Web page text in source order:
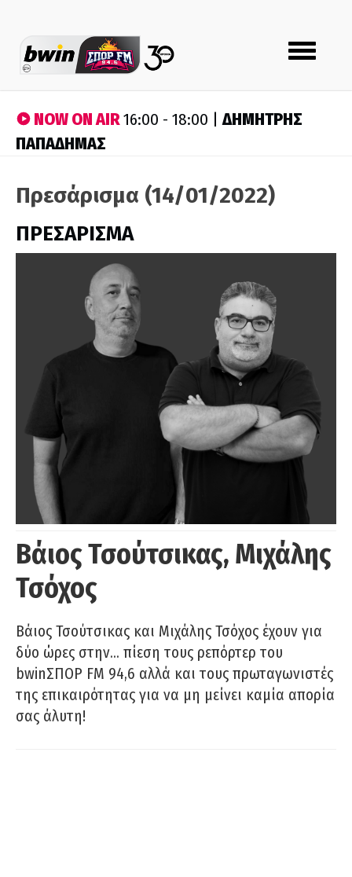
Toggle
navigation
NOW ON AIR16:00 - 18:00 |ΔΗΜΗΤΡΗΣ
ΠΑΠΑΔΗΜΑΣ
Πρεσάρισμα (14/01/2022)
ΠΡΕΣΑΡΙΣΜΑ
Βάιος Τσούτσικας, Μιχάλης
Τσόχος
Βάιος Τσούτσικας και Μιχάλης Τσόχος έχουν για
δύο ώρες στην… πίεση τους ρεπόρτερ του
bwinΣΠΟΡ FM 94,6 αλλά και τους πρωταγωνιστές
της επικαιρότητας για να μη μείνει καμία απορία
σας άλυτη!